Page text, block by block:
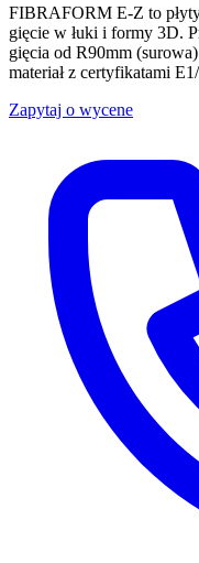
FIBRAFORM E-Z to
gięcie w łuki i formy 3D.
gięcia od R90mm
materiał z certyfikatami
Zapytaj o wycene